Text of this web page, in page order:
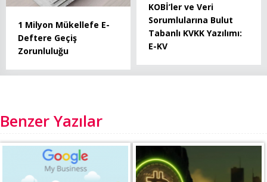
1 Milyon Mükellefe E-
Deftere Geçiş
Zorunluluğu
KOBİ’ler ve Veri
Sorumlularına Bulut
Tabanlı KVKK Yazılımı:
E-KV
Benzer Yazılar